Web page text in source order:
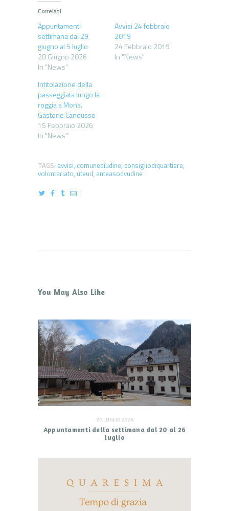
Correlati
Appuntamenti
settimana dal 29
giugno al 5 luglio
28 Giugno 2026
In "News"
Avvisi 24 febbraio
2019
24 Febbraio 2019
In "News"
Intitolazione della
passeggiata lungo la
roggia a Mons.
Gastone Candusso
15 Febbraio 2026
In "News"
TAGS: avvisi, comunediudine, consigliodiquartiere,
volontariato, uteud, anteasodvudine
You May Also Like
20 LUGLIO 2026
Appuntamenti della settimana dal 20 al 26
luglio